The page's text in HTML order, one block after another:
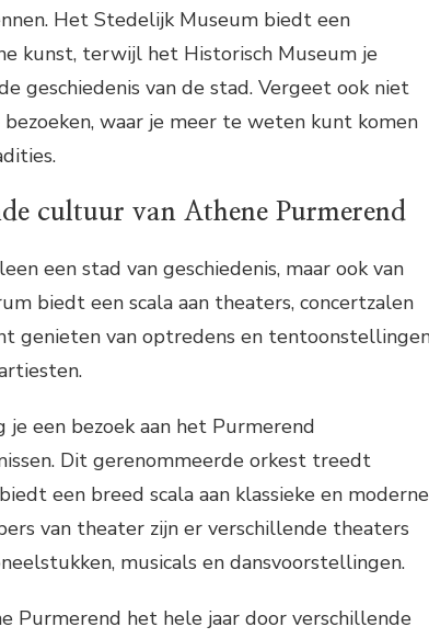
Het Stedelijk Museum biedt een
kunst, terwijl het Historisch Museum je
geschiedenis van de stad. Vergeet ook niet
waar je meer te weten kunt komen
cultuur van Athene Purmerend
een stad van geschiedenis, maar ook van
biedt een scala aan theaters, concertzalen
genieten van optredens en
je een bezoek aan het Purmerend
Dit gerenommeerde orkest treedt
een breed scala aan klassieke en moderne
van theater zijn er verschillende theaters
musicals en dansvoorstellingen.
Purmerend het hele jaar door verschillende